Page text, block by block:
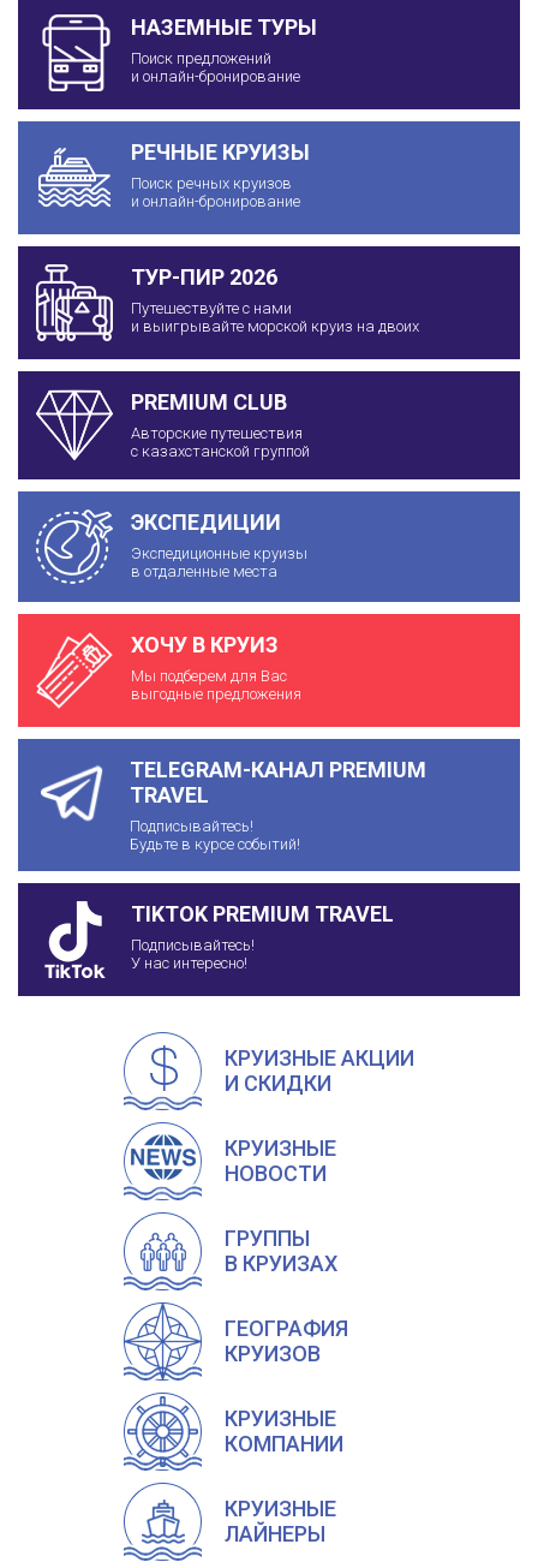
НАЗЕМНЫЕ ТУРЫ
Поиск предложений
и онлайн-бронирование
РЕЧНЫЕ КРУИЗЫ
Поиск речных круизов
и онлайн-бронирование
ТУР-ПИР 2026
Путешествуйте с нами
и выигрывайте морской круиз на двоих
PREMIUM CLUB
Авторские путешествия
с казахстанской группой
ЭКСПЕДИЦИИ
Экспедиционные круизы
в отдаленные места
ХОЧУ В КРУИЗ
Мы подберем для Вас
выгодные предложения
TELEGRAM-КАНАЛ PREMIUM
TRAVEL
Подписывайтесь!
Будьте в курсе событий!
TIKTOK PREMIUM TRAVEL
Подписывайтесь!
У нас интересно!
КРУИЗНЫЕ АКЦИИ
И СКИДКИ
КРУИЗНЫЕ
НОВОСТИ
ГРУППЫ
В КРУИЗАХ
ГЕОГРАФИЯ
КРУИЗОВ
КРУИЗНЫЕ
КОМПАНИИ
КРУИЗНЫЕ
ЛАЙНЕРЫ